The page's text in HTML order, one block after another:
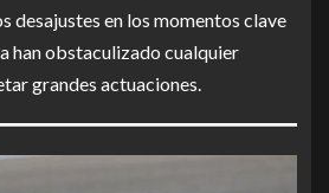
desajustes en los momentos clave
han obstaculizado cualquier
grandes actuaciones.